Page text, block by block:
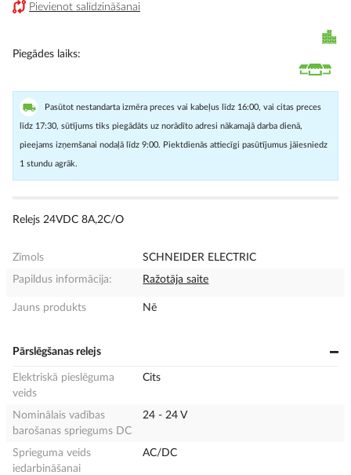
Pievienot salīdzināšanai
Piegādes laiks
Pasūtot nestandarta izmēra preces vai kabeļus līdz 16:00, vai citas preces
līdz 17:30, sūtījums tiks piegādāts uz norādīto adresi nākamajā darba dienā,
pieejams izņemšanai nodaļā līdz 9:00. Piektdienās attiecīgi pasūtījumus jāiesniedz
1 stundu agrāk.
Relejs 24VDC 8A,2C/O
Zīmols
SCHNEIDER ELECTRIC
Papildus informācija:
Ražotāja saite
Jauns produkts Nē
Pārslēgšanas relejs
Elektriskā pieslēguma
veids
Cits
Nominālais vadības
barošanas spriegums DC
24 - 24 V
Sprieguma veids
iedarbināšanai
AC/DC